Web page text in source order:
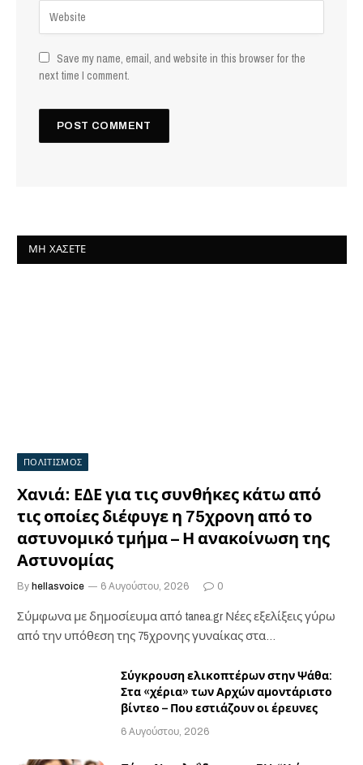
Save my name, email, and website in this browser for the
next time I comment.
ΜΗ ΧΆΣΕΤΕ
ΠΟΛΙΤΙΣΜΟΣ
Χανιά: ΕΔΕ για τις συνθήκες κάτω από
τις οποίες διέφυγε η 75χρονη από το
αστυνομικό τμήμα – Η ανακοίνωση της
Αστυνομίας
By hellasvoice 6 Αυγούστου, 2026 0
Σύμφωνα με δημοσίευμα από tanea.gr Νέες εξελίξεις γύρω
από την υπόθεση της 75χρονης γυναίκας στα…
Σύγκρουση ελικοπτέρων στην Ψάθα:
Στα «χέρια» των Αρχών αμοντάριστο
βίντεο – Που εστιάζουν οι έρευνες
6 Αυγούστου, 2026